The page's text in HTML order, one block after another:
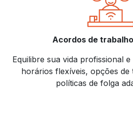
Acordos de
Equilibre sua vida profissional
horários flexíveis, opções
políticas de folga